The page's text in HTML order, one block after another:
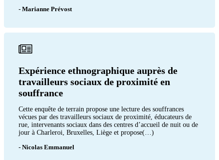
- Marianne Prévost
Expérience ethnographique auprès de
travailleurs sociaux de proximité en
souffrance
Cette enquête de terrain propose une lecture des souffrances
vécues par des travailleurs sociaux de proximité, éducateurs de
rue, intervenants sociaux dans des centres d’accueil de nuit ou de
jour à Charleroi, Bruxelles, Liège et propose(…)
- Nicolas Emmanuel